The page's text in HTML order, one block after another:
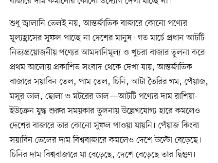
শুধু জ্বালানি তেলই নয়, আন্তর্জাতিক বাজারে কোনো পণ্যের
মূল্যহ্রাসের সুফল পাচ্ছে না দেশের মানুষ। গত মার্চে প্রধান আটটি
নিত্যপ্রয়োজনীয় পণ্যের আমদানিমূল্য ও খুচরা বাজার তুলনা করে
প্রথম আলোয় প্রকাশিত সংবাদ থেকে দেখা যায়, আন্তর্জাতিক
বাজারে সয়াবিন তেল, পাম তেল, চিনি, আটা তৈরির গম, পেঁয়াজ,
মসুর ডাল, ছোলা ও মটরের ডাল—আটটি পণ্যের দাম রাশিয়া-
ইউক্রেন যুদ্ধ শুরুর সময়কার তুলনায় উল্লেখযোগ্য হারে কমলেও
দেশের বাজারে তার কোনো সুফল পাওয়া যায়নি। পেঁয়াজ কিংবা
সয়াবিন তেলের দাম বিশ্ববাজারে কমলেও দেশে উল্টো বেড়েছে।
চিনির দাম বিশ্ববাজারে যা বেড়েছে, দেশে বেড়েছে তার দ্বিগুণ।